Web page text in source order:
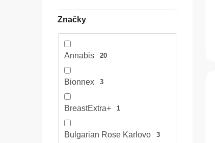
Značky
Annabis 20
Bionnex 3
BreastExtra+ 1
Bulgarian Rose Karlovo 3